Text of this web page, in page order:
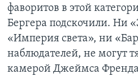
фаворитов в этой
Бергера подскочили. Ни
«Империя света», ни
наблюдателей, не могут
камерой Джеймса